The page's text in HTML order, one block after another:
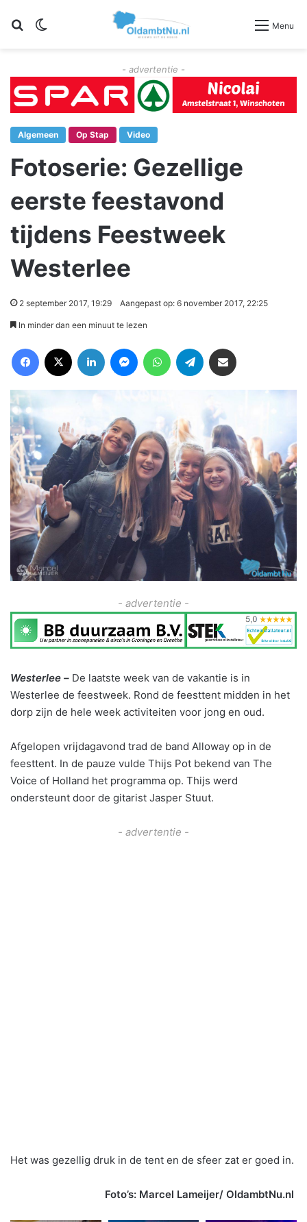
Zoeken Menu
- advertentie -
Algemeen Op Stap Video
Fotoserie: Gezellige
eerste feestavond
tijdens Feestweek
Westerlee
2 september 2017, 19:29 Aangepast op: 6 november 2017, 22:25
In minder dan een minuut te lezen
- advertentie -
Westerlee – De laatste week van de vakantie is in
Westerlee de feestweek. Rond de feesttent midden in het
dorp zijn de hele week activiteiten voor jong en oud.
Afgelopen vrijdagavond trad de band Alloway op in de
feesttent. In de pauze vulde Thijs Pot bekend van The
Voice of Holland het programma op. Thijs werd
ondersteunt door de gitarist Jasper Stuut.
- advertentie -
Het was gezellig druk in de tent en de sfeer zat er goed in.
Foto’s: Marcel Lameijer/ OldambtNu.nl